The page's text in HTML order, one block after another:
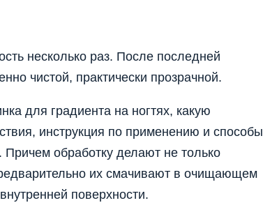
несколько раз. После последней
чистой, практически прозрачной.
для градиента на ногтях, какую
инструкция по применению и способы
обработку делают не только
их смачивают в очищающем
поверхности.